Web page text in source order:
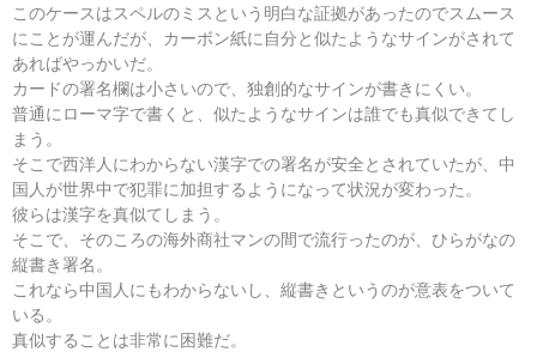
このケースはスペルのミスという明白な証拠があったのでスムース
にことが運んだが、カーボン紙に自分と似たようなサインがされて
あればやっかいだ。
カードの署名欄は小さいので、独創的なサインが書きにくい。
普通にローマ字で書くと、似たようなサインは誰でも真似できてし
まう。
そこで西洋人にわからない漢字での署名が安全とされていたが、中
国人が世界中で犯罪に加担するようになって状況が変わった。
彼らは漢字を真似てしまう。
そこで、そのころの海外商社マンの間で流行ったのが、ひらがなの
縦書き署名。
これなら中国人にもわからないし、縦書きというのが意表をついて
いる。
真似することは非常に困難だ。